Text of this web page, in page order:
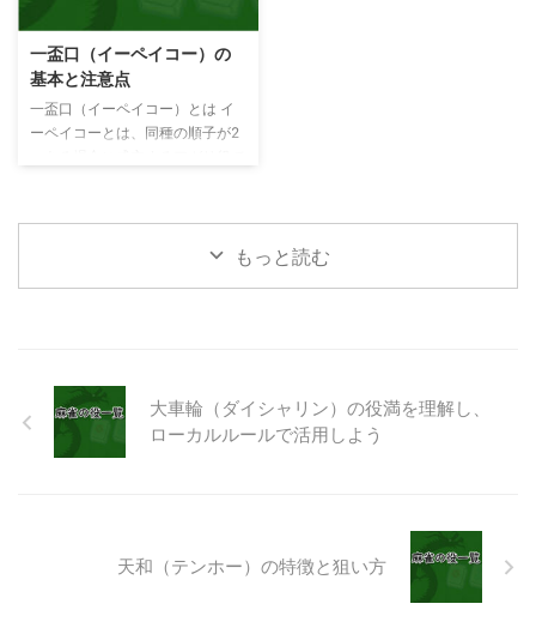
（東南西北）の4種類が全て刻子
（コーツ）か槓子（カンツ）とな
る役です。ローカルルールによっ
てはダブル役満を採用する場合が
あります。 小四喜（ショウスー
シー） 小四喜（ショウ
鳴かずに手を進められる場合が理
想です ...
一盃口（イーペイコー）の
基本と注意点
一盃口（イーペイコー）とは イ
ーペイコーとは、同種の順子が2
れれ一色二順という別名もありま
す。 同種の順子 同種の順子 タ
す。 同種の順子 同種の順子
この場合、かでアガリとなります
が、でアガル場合は、同種の順子
もっと読む
大車輪（ダイシャリン）の役満を理解し、
ローカルルールで活用しよう
天和（テンホー）の特徴と狙い方